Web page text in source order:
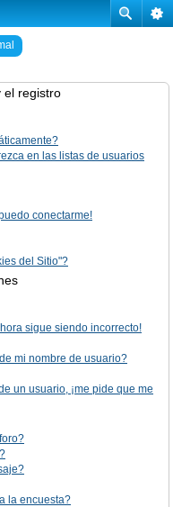
el registro
en las listas de usuarios
conectarme!
del Sitio"?
sigue siendo incorrecto!
mi nombre de usuario?
un usuario, ¡me pide que me
la encuesta?